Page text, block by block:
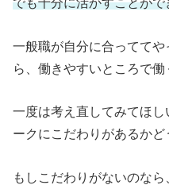
一般職が自分に合ってて
ら、働きやすいところで働
一度は考え直してみてほ
ークにこだわりがあるかど
もしこだわりがないのな